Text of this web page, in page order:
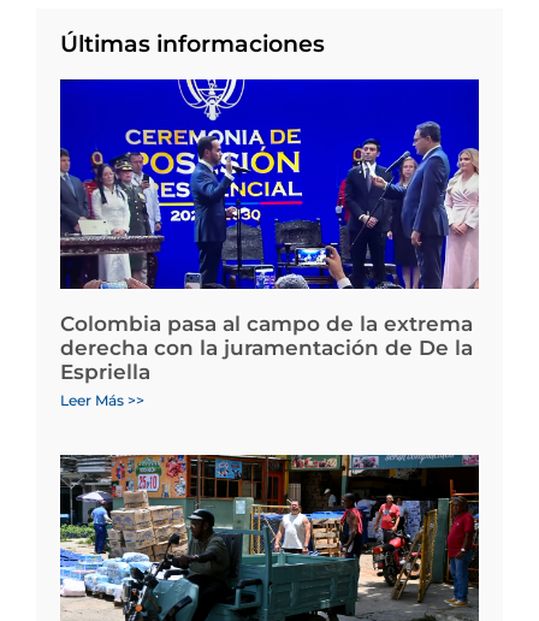
Últimas informaciones
Colombia pasa al campo de la extrema
derecha con la juramentación de De la
Espriella
Leer Más >>